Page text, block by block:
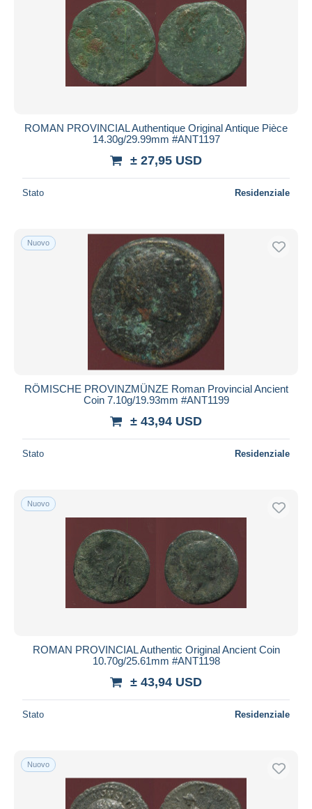
ROMAN PROVINCIAL Authentique Original Antique Pièce
14.30g/29.99mm #ANT1197
± 27,95 USD
Stato Residenziale
Nuovo
RÖMISCHE PROVINZMÜNZE Roman Provincial Ancient
Coin 7.10g/19.93mm #ANT1199
± 43,94 USD
Stato Residenziale
Nuovo
ROMAN PROVINCIAL Authentic Original Ancient Coin
10.70g/25.61mm #ANT1198
± 43,94 USD
Stato Residenziale
Nuovo